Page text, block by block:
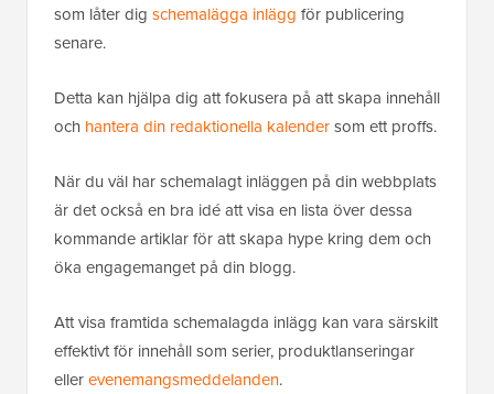
som låter dig schemalägga inlägg för publicering
senare.
Detta kan hjälpa dig att fokusera på att skapa innehåll
och hantera din redaktionella kalendersom ett proffs.
När du väl har schemalagt inläggen på din webbplats
är det också en bra idé att visa en lista över dessa
kommande artiklar för att skapa hype kring dem och
öka engagemanget på din blogg.
Att visa framtida schemalagda inlägg kan vara särskilt
effektivt för innehåll som serier, produktlanseringar
ellerevenemangsmeddelanden.